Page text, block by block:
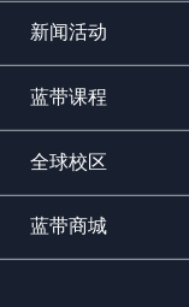
新闻活动
蓝带课程
全球校区
蓝带商城